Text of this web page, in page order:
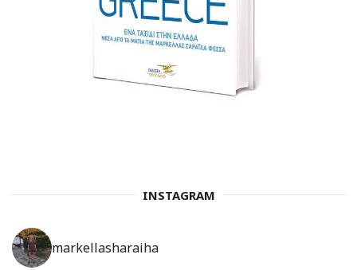
INSTAGRAM
markellasharaiha